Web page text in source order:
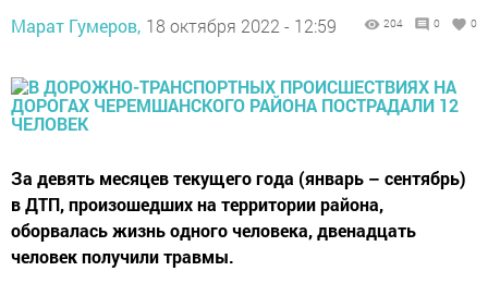
Марат Гумеров, 18 октября 2022 - 12:59 204 0 0
За девять месяцев текущего года (январь – сентябрь)
в ДТП, произошедших на территории района,
оборвалась жизнь одного человека, двенадцать
человек получили травмы.